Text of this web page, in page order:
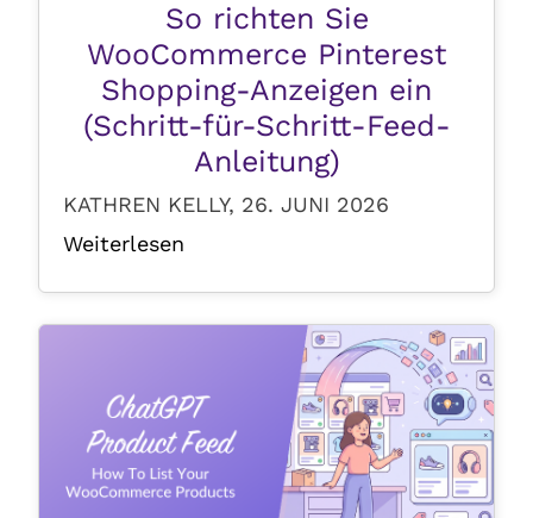
So richten Sie
WooCommerce Pinterest
Shopping-Anzeigen ein
(Schritt-für-Schritt-Feed-
Anleitung)
KATHREN KELLY, 26. JUNI 2026
Weiterlesen